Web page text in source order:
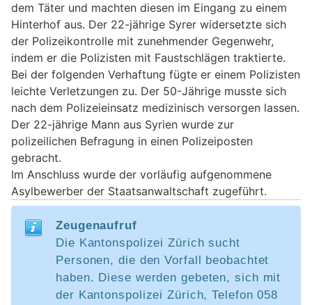
dem Täter und machten diesen im Eingang zu einem
Hinterhof aus. Der 22-jährige Syrer widersetzte sich
der Polizeikontrolle mit zunehmender Gegenwehr,
indem er die Polizisten mit Faustschlägen traktierte.
Bei der folgenden Verhaftung fügte er einem Polizisten
leichte Verletzungen zu. Der 50-Jährige musste sich
nach dem Polizeieinsatz medizinisch versorgen lassen.
Der 22-jährige Mann aus Syrien wurde zur
polizeilichen Befragung in einen Polizeiposten
gebracht.
Im Anschluss wurde der vorläufig aufgenommene
Asylbewerber der Staatsanwaltschaft zugeführt.
Zeugenaufruf
Die Kantonspolizei Zürich sucht
Personen, die den Vorfall beobachtet
haben. Diese werden gebeten, sich mit
der Kantonspolizei Zürich, Telefon 058